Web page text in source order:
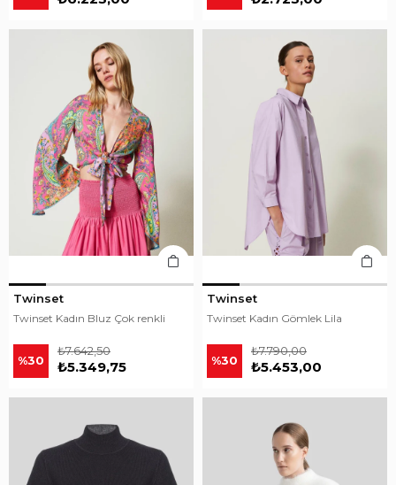
Twinset
Twinset Kadın Bluz Çok renkli
%30 ₺5.349,75
₺7.642,50
Twinset
Twinset Kadın Gömlek Lila
%30 ₺5.453,00
₺7.790,00